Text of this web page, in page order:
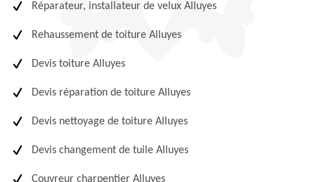
Réparateur, installateur de velux Alluyes
Rehaussement de toiture Alluyes
Devis toiture Alluyes
Devis réparation de toiture Alluyes
Devis nettoyage de toiture Alluyes
Devis changement de tuile Alluyes
Couvreur charpentier Alluyes